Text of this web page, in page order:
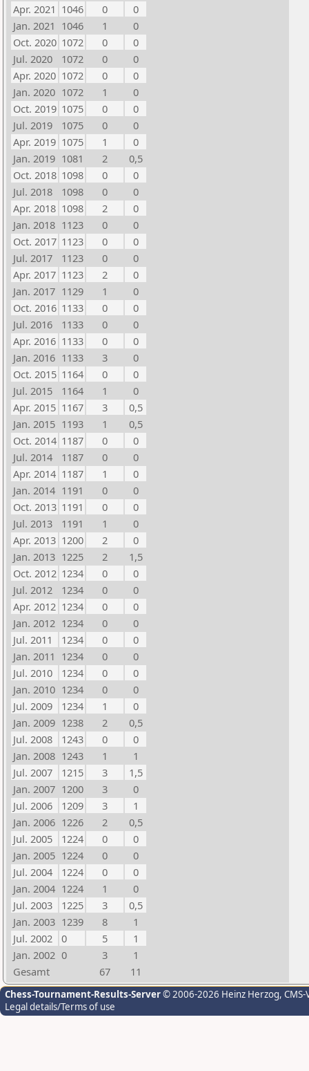
Apr. 2021 1046 0
0
Jan. 2021 1046 1
0
Oct. 2020 1072 0
0
Jul. 2020
1072 0
0
Apr. 2020 1072 0
0
Jan. 2020 1072 1
0
Oct. 2019 1075 0
0
Jul. 2019
1075 0
0
Apr. 2019 1075 1
0
Jan. 2019 1081 2
0,5
Oct. 2018 1098 0
0
Jul. 2018
1098 0
0
Apr. 2018 1098 2
0
Jan. 2018 1123 0
0
Oct. 2017 1123 0
0
Jul. 2017
1123 0
0
Apr. 2017 1123 2
0
Jan. 2017 1129 1
0
Oct. 2016 1133 0
0
Jul. 2016
1133 0
0
Apr. 2016 1133 0
0
Jan. 2016 1133 3
0
Oct. 2015 1164 0
0
Jul. 2015
1164 1
0
Apr. 2015 1167 3
0,5
Jan. 2015 1193 1
0,5
Oct. 2014 1187 0
0
Jul. 2014
1187 0
0
Apr. 2014 1187 1
0
Jan. 2014 1191 0
0
Oct. 2013 1191 0
0
Jul. 2013
1191 1
0
Apr. 2013 1200 2
0
Jan. 2013 1225 2
1,5
Oct. 2012 1234 0
0
Jul. 2012
1234 0
0
Apr. 2012 1234 0
0
Jan. 2012 1234 0
0
Jul. 2011
1234 0
0
Jan. 2011 1234 0
0
Jul. 2010
1234 0
0
Jan. 2010 1234 0
0
Jul. 2009
1234 1
0
Jan. 2009 1238 2
0,5
Jul. 2008
1243 0
0
Jan. 2008 1243 1
1
Jul. 2007
1215 3
1,5
Jan. 2007 1200 3
0
Jul. 2006
1209 3
1
Jan. 2006 1226 2
0,5
Jul. 2005
1224 0
0
Jan. 2005 1224 0
0
Jul. 2004
1224 0
0
Jan. 2004 1224 1
0
Jul. 2003
1225 3
0,5
Jan. 2003 1239 8
1
Jul. 2002
0 5
1
Jan. 2002 0 3
1
Gesamt
67 11
Chess-Tournament-Results-Server© 2006-2026 Heinz Herzog,
Legal details/Terms of use